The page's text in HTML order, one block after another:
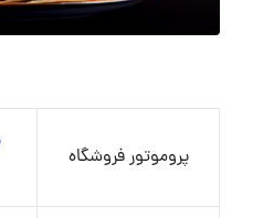
پروموتور فروشگاه